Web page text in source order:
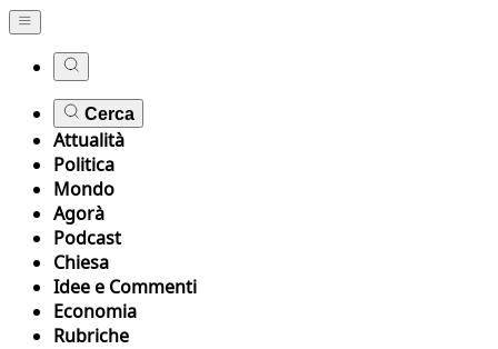
Cerca
Attualità
Politica
Mondo
Agorà
Podcast
Chiesa
Idee e Commenti
Economia
Rubriche